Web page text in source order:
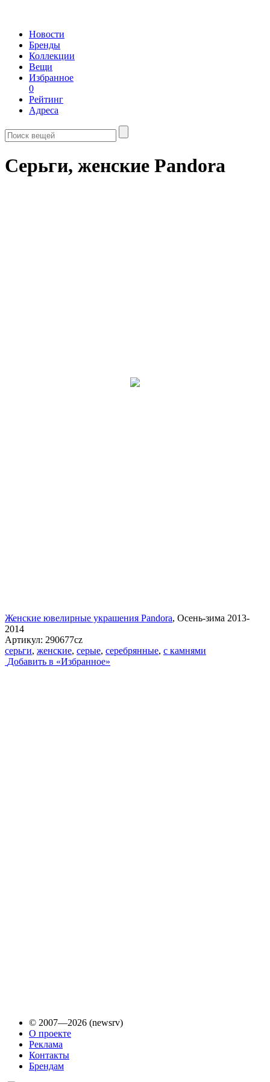
Новости
Бренды
Коллекции
Вещи
Избранное
0
Рейтинг
Адреса
Серьги, женские Pandora
Женские ювелирные украшения Pandora, Осень-зима 2013-
2014
Артикул: 290677cz
серьги, женские, серые, серебрянные, с камнями
Добавить в «Избранное»
© 2007—2026 (newsrv)
О проекте
Реклама
Контакты
Брендам